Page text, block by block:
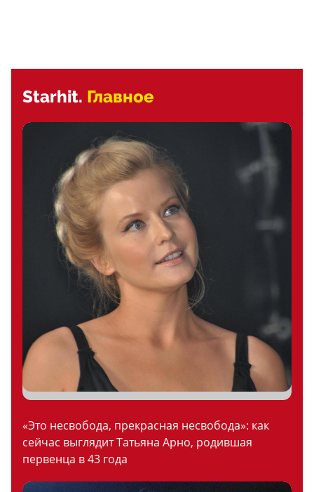
Starhit. Главное
«Это несвобода, прекрасная несвобода»: как
сейчас выглядит Татьяна Арно, родившая
первенца в 43 года